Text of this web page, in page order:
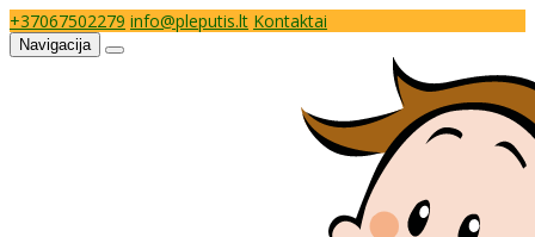
+37067502279 info@pleputis.lt Kontaktai
Navigacija